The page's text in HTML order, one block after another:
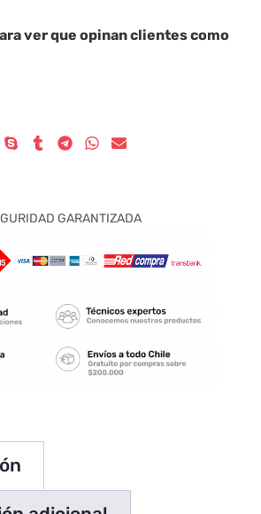
ver que opinan clientes como
GARANTIZADA